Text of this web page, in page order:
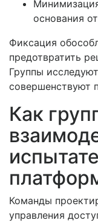
основания
Фиксация
предотвратить
Группы
совершенствуют
Как
Команды
управления